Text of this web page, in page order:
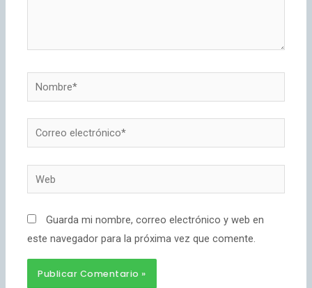
Guarda mi nombre, correo electrónico y web en
este navegador para la próxima vez que comente.